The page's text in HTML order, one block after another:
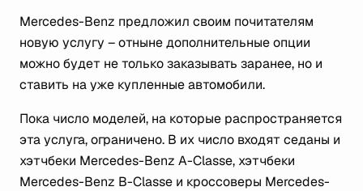
Mercedes-Benz предложил своим почитателям
новую услугу – отныне дополнительные опции
можно будет не только заказывать заранее, но и
ставить на уже купленные автомобили.
Пока число моделей, на которые распространяется
эта услуга, ограничено. В их число входят седаны и
хэтчбеки Mercedes-Benz A-Classe, хэтчбеки
Mercedes-Benz B-Classe и кроссоверы Mercedes-